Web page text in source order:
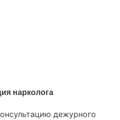
нарколога
дежурного